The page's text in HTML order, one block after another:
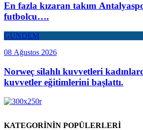
En fazla kızaran takım
futbolcu….
GÜNDEM
08 Ağustos 2026
Norweç silahlı kuvvetleri
kuvvetler eğitimlerini başlattı.
KATEGORİNİN POPÜLERLERİ